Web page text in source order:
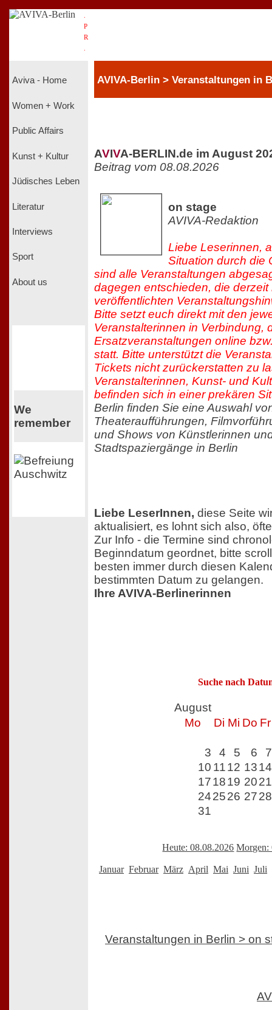
P
R
Aviva - Home
Women + Work
Public Affairs
Kunst + Kultur
Jüdisches Leben
Literatur
Interviews
Sport
About us
We
remember
AVIVA-Berlin > Veranstaltungen in
AVIVA-BERLIN.de im August
Beitrag vom 08.08.2026
on stage
AVIVA-Redaktion
Liebe Leserinnen,
Situation durch die
sind alle Veranstaltungen
dagegen entschieden, die derzeit
veröffentlichten
Bitte setzt euch direkt mit den
Veranstalterinnen in Verbindung,
Ersatzveranstaltungen online
statt. Bitte unterstützt die
Tickets nicht zurückerstatten zu
Veranstalterinnen, Kunst- und
befinden sich in einer prekären
Berlin finden Sie eine Auswahl
Theateraufführungen,
und Shows von Künstlerinnen
Stadtspaziergänge in Berlin
Liebe LeserInnen, diese Seite
aktualisiert, es lohnt sich also,
Zur Info - die Termine sind
Beginndatum geordnet, bitte
besten immer durch diesen
bestimmten Datum zu gelangen.
Ihre AVIVA-Berlinerinnen
Suche nach
August
Mo
Di Mi Do Fr
3 4 5 6
7
10 1112 1314
171819 2021
242526 2728
31
Heute: 08.08.2026 Morgen:
Januar Februar März April Mai Juni Juli
Veranstaltungen in Berlin > on